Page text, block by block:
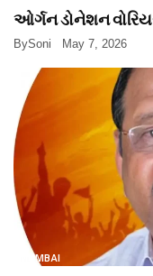
ઓર્ગન ડોનેશન
BySoni May 7, 2026
MUMBAI